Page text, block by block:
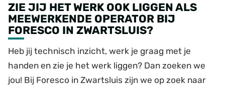
ZIE JIJ HET WERK OOK LIGGEN ALS
MEEWERKENDE OPERATOR BIJ
FORESCO IN ZWARTSLUIS?
Heb jij technisch inzicht, werk je graag met je
handen en zie je het werk liggen? Dan zoeken we
jou! Bij Foresco in Zwartsluis zijn we op zoek naar